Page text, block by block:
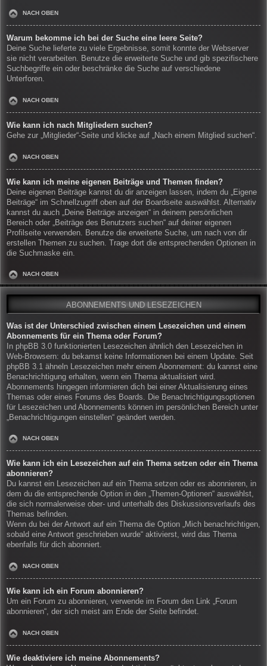
NACH OBEN
Warum bekomme ich bei der Suche eine leere Seite?
Deine Suche lieferte zu viele Ergebnisse, somit konnte der Webserver
sie nicht verarbeiten. Benutze die erweiterte Suche und gib spezifischere
Suchbegriffe ein oder beschränke die Suche auf verschiedene
Unterforen.
NACH OBEN
Wie kann ich nach Mitgliedern suchen?
Gehe zur „Mitglieder“-Seite und klicke auf „Nach einem Mitglied suchen“.
NACH OBEN
Wie kann ich meine eigenen Beiträge und Themen finden?
Deine eigenen Beiträge kannst du dir anzeigen lassen, indem du „Eigene
Beiträge“ im Schnellzugriff oben auf der Boardseite auswählst. Alternativ
kannst du auch „Deine Beiträge anzeigen“ in deinem persönlichen
Bereich oder „Beiträge des Benutzers suchen“ auf deiner eigenen
Profilseite verwenden. Benutze die erweiterte Suche, um nach von dir
erstellen Themen zu suchen. Trage dort die entsprechenden Optionen in
die Suchmaske ein.
NACH OBEN
ABONNEMENTS UND LESEZEICHEN
Was ist der Unterschied zwischen einem Lesezeichen und einem
Abonnements für ein Thema oder Forum?
In phpBB 3.0 funktionierten Lesezeichen ähnlich den Lesezeichen in
Web-Browsern: du bekamst keine Informationen bei einem Update. Seit
phpBB 3.1 ähneln Lesezeichen mehr einem Abonnement: du kannst eine
Benachrichtigung erhalten, wenn ein Thema aktualisiert wird.
Abonnements hingegen informieren dich bei einer Aktualisierung eines
Themas oder eines Forums des Boards. Die Benachrichtigungsoptionen
für Lesezeichen und Abonnements können im persönlichen Bereich unter
„Benachrichtigungen einstellen“ geändert werden.
NACH OBEN
Wie kann ich ein Lesezeichen auf ein Thema setzen oder ein Thema
abonnieren?
Du kannst ein Lesezeichen auf ein Thema setzen oder es abonnieren, in
dem du die entsprechende Option in den „Themen-Optionen“ auswählst,
die sich normalerweise ober- und unterhalb des Diskussionsverlaufs des
Themas befinden.
Wenn du bei der Antwort auf ein Thema die Option „Mich benachrichtigen,
sobald eine Antwort geschrieben wurde“ aktivierst, wird das Thema
ebenfalls für dich abonniert.
NACH OBEN
Wie kann ich ein Forum abonnieren?
Um ein Forum zu abonnieren, verwende im Forum den Link „Forum
abonnieren“, der sich meist am Ende der Seite befindet.
NACH OBEN
Wie deaktiviere ich meine Abonnements?